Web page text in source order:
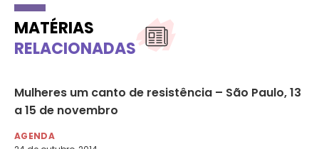
MATÉRIAS
RELACIONADAS
Mulheres um canto de resistência – São Paulo, 13
a 15 de novembro
AGENDA